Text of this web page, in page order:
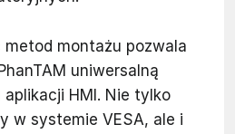
metod montażu pozwala
uniwersalną
HMI. Nie tylko
w systemie VESA, ale i